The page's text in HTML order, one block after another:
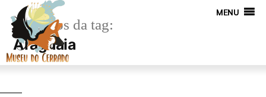
MENU
Arquivos da tag:
Araguaia